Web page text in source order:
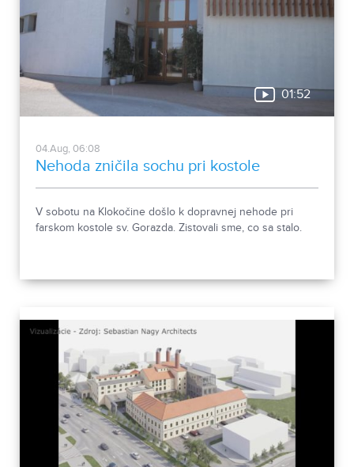
01:52
04.Aug, 06:08
Nehoda zničila sochu pri kostole
V sobotu na Klokočine došlo k dopravnej nehode pri
farskom kostole sv. Gorazda. Zistovali sme, co sa stalo.